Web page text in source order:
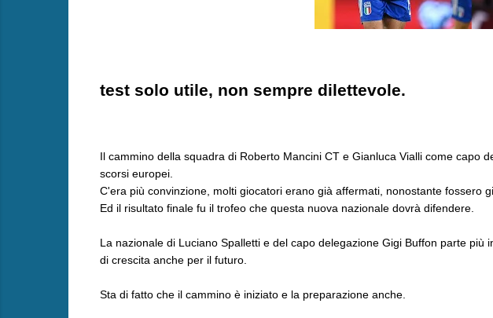
test solo utile, non sempre dilettevole.
Il cammino della squadra di Roberto Mancini CT e Gianluca Vialli come capo
scorsi europei.
C'era più convinzione, molti giocatori erano già affermati, nonostante fossero
Ed il risultato finale fu il trofeo che questa nuova nazionale dovrà difendere.
La nazionale di Luciano Spalletti e del capo delegazione Gigi Buffon parte
di crescita anche per il futuro.
Sta di fatto che il cammino è iniziato e la preparazione anche.